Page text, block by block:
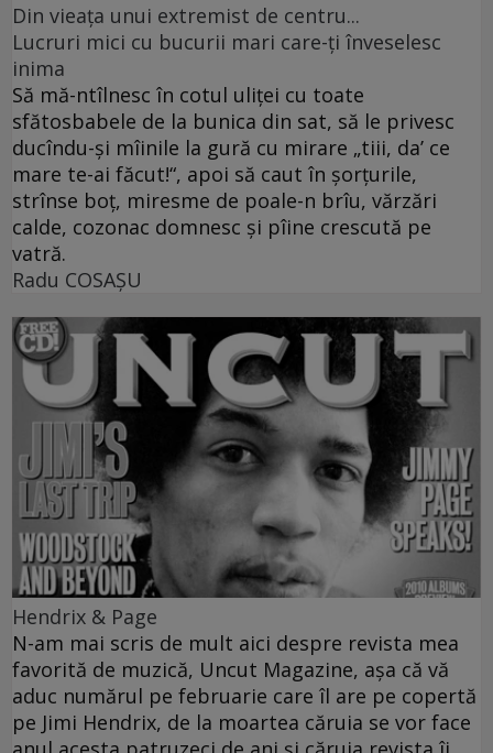
Din vieaţa unui extremist de centru...
Lucruri mici cu bucurii mari care-ţi înveselesc
inima
Să mă-ntîlnesc în cotul uliţei cu toate
sfătosbabele de la bunica din sat, să le privesc
ducîndu-şi mîinile la gură cu mirare „tiii, da’ ce
mare te-ai făcut!“, apoi să caut în şorţurile,
strînse boţ, miresme de poale-n brîu, vărzări
calde, cozonac domnesc şi pîine crescută pe
vatră.
Radu COSAŞU
Hendrix & Page
N-am mai scris de mult aici despre revista mea
favorită de muzică, Uncut Magazine, aşa că vă
aduc numărul pe februarie care îl are pe copertă
pe Jimi Hendrix, de la moartea căruia se vor face